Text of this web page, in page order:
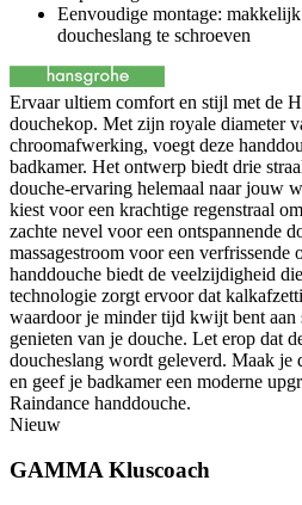
Eenvoudige montage:
doucheslang te schroeven
Ervaar ultiem comfort en stijl met de
douchekop. Met zijn royale diameter
chroomafwerking, voegt deze
badkamer. Het ontwerp biedt drie
douche-ervaring helemaal naar jouw
kiest voor een krachtige regenstraal
zachte nevel voor een ontspannende
massagestroom voor een verfrissende
handdouche biedt de veelzijdigheid
technologie zorgt ervoor dat
waardoor je minder tijd kwijt bent aan
genieten van je douche. Let erop dat
doucheslang wordt geleverd. Maak je
en geef je badkamer een moderne
Raindance handdouche.
Nieuw
GAMMA Kluscoach